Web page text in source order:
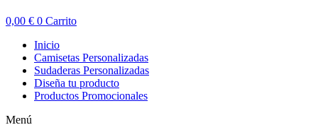
0,00 € 0 Carrito
Inicio
Camisetas Personalizadas
Sudaderas Personalizadas
Diseña tu producto
Productos Promocionales
Menú